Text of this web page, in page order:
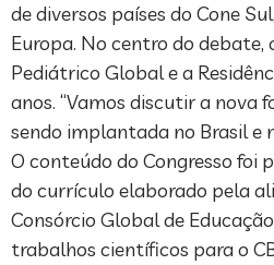
de diversos países do Cone
Europa. No centro do debate,
Pediátrico Global e a
anos. “Vamos discutir a nova
sendo implantada no Brasil e
O conteúdo do Congresso foi
do currículo elaborado pela
Consórcio Global de
trabalhos científicos para o